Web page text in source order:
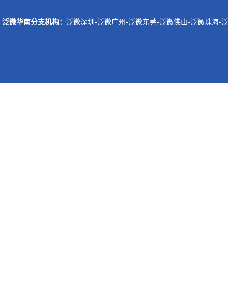
泛微华南分支机构： 泛微深圳 -泛微广州 -泛微东莞-泛微佛山-泛微珠海-